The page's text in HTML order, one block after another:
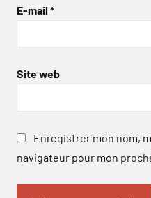
E-mail *
Site web
Enregistrer mon nom,
navigateur pour mon